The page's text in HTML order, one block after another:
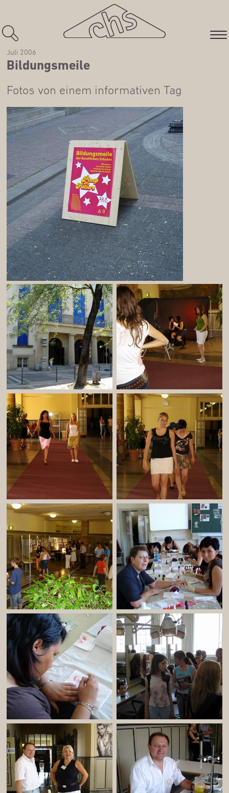
Bil­dungs­mei­le
Juli 2006
Fotos von einem infor­ma­ti­ven Tag